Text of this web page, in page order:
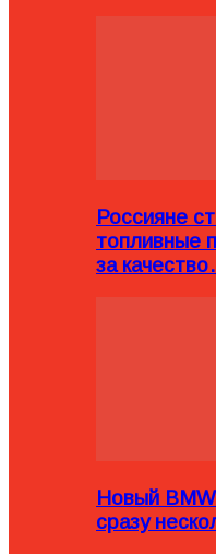
Россияне
топливные
за
Новый BMW
сразу